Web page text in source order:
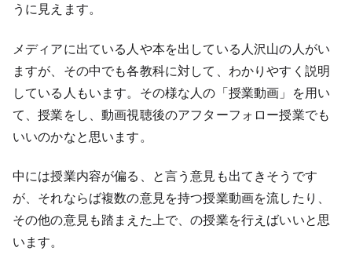
うに見えます。
メディアに出ている人や本を出している人沢山の人がい
ますが、その中でも各教科に対して、わかりやすく説明
している人もいます。その様な人の「授業動画」を用い
て、授業をし、動画視聴後のアフターフォロー授業でも
いいのかなと思います。
中には授業内容が偏る、と言う意見も出てきそうです
が、それならば複数の意見を持つ授業動画を流したり、
その他の意見も踏まえた上で、の授業を行えばいいと思
います。